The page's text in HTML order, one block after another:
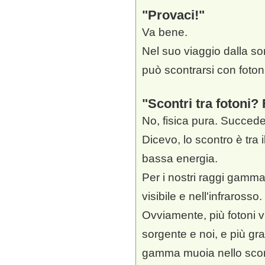
Provaci!
Va bene.
Nel suo viaggio dalla
può scontrarsi con
Scontri tra fotoni?
No, fisica pura.
Dicevo, lo scontro è tra
bassa energia.
Per i nostri raggi
visibile e nell'infrarosso.
Ovviamente, più fotoni
sorgente e noi, e più
gamma muoia nello